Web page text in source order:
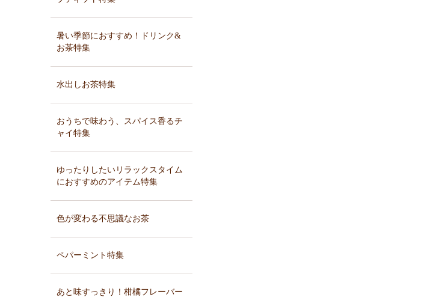
暑い季節におすすめ！ドリンク&
お茶特集
水出しお茶特集
おうちで味わう、スパイス香るチ
ャイ特集
ゆったりしたいリラックスタイム
におすすめのアイテム特集
色が変わる不思議なお茶
ペパーミント特集
あと味すっきり！柑橘フレーバー